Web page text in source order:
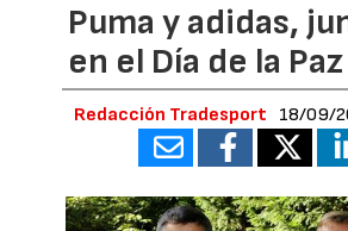
Puma y adidas,
en el Día de la Paz
Redacción Tradesport 18/09/